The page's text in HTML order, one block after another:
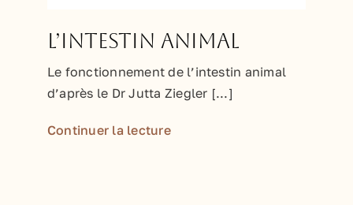
L’intestin animal
Le fonctionnement de l’intestin animal
d’après le Dr Jutta Ziegler [...]
Continuer la lecture